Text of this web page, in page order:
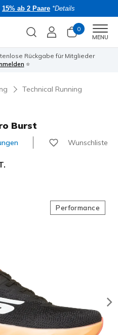
15% ab 2 Paare *Details
0
MENU
Rückgabe für Mitglieder
⭐
Technical Running
Burst
Wunschliste
Performance